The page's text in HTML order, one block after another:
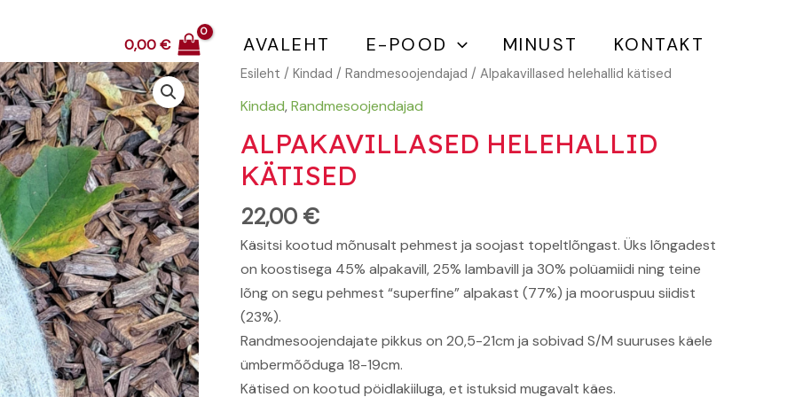
0,00€ AVALEHT E-POOD MINUST KONTAKT
Esileht /Kindad /Randmesoojendajad / Alpakavillased helehallid kätised
Kindad,Randmesoojendajad
ALPAKAVILLASED HELEHALLID
KÄTISED
22,00 €
Käsitsi kootud mõnusalt pehmest ja soojast topeltlõngast. Üks lõngadest
on koostisega 45% alpakavill, 25% lambavill ja 30% polüamiidi ning teine
lõng on segu pehmest “superfine” alpakast (77%) ja mooruspuu siidist
(23%).
Randmesoojendajate pikkus on 20,5-21cm ja sobivad S/M suuruses käele
ümbermõõduga 18-19cm.
Kätised on kootud pöidlakiiluga, et istuksid mugavalt käes.
Alpakavillased
helehallid
kogus